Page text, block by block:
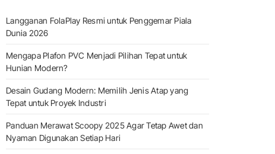
Langganan FolaPlay Resmi untuk Penggemar Piala
Dunia 2026
Mengapa Plafon PVC Menjadi Pilihan Tepat untuk
Hunian Modern?
Desain Gudang Modern: Memilih Jenis Atap yang
Tepat untuk Proyek Industri
Panduan Merawat Scoopy 2025 Agar Tetap Awet dan
Nyaman Digunakan Setiap Hari